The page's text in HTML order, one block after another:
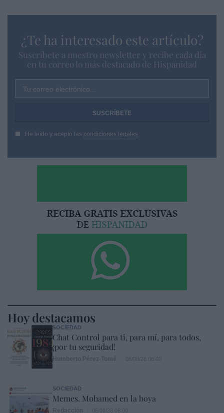
¿Te ha interesado este artículo?
Suscríbete a nuestro newsletter y recibe cada dia
en tu correo lo más destacado de Hispanidad
Tu correo electrónico...
He leído y acepto las condiciones legales
Hoy destacamos
SOCIEDAD
Chat Control para ti, para mí, para todos,
¡por tu seguridad!
SOCIEDAD
Memes. Mohamed en la boya